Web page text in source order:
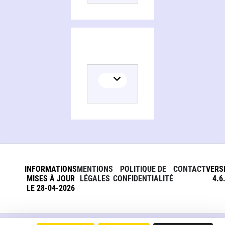
INFORMATIONS
MISES À JOUR
LE 28-04-2026
MENTIONS
LÉGALES
POLITIQUE DE
CONFIDENTIALITÉ
CONTACT